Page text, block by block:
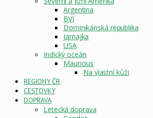
Argentina
BVI
Dominikánská republika
Jamajka
USA
Indický oceán
Mauricius
Na vlastní kůži
REGIONY ČR
CESTOVKY
DOPRAVA
Letecká doprava